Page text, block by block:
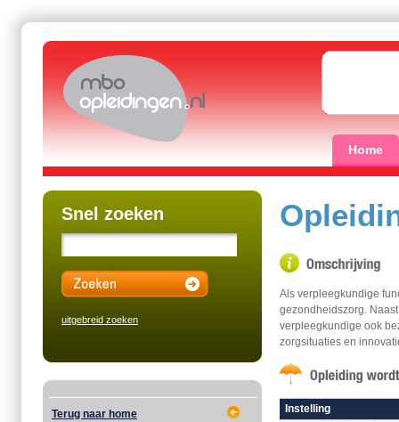
Home
Snel zoeken
uitgebreid zoeken
Terug naar home
Als verpleegkundige
gezondheidszorg.
verpleegkundige ook
zorgsituaties en
Instelling